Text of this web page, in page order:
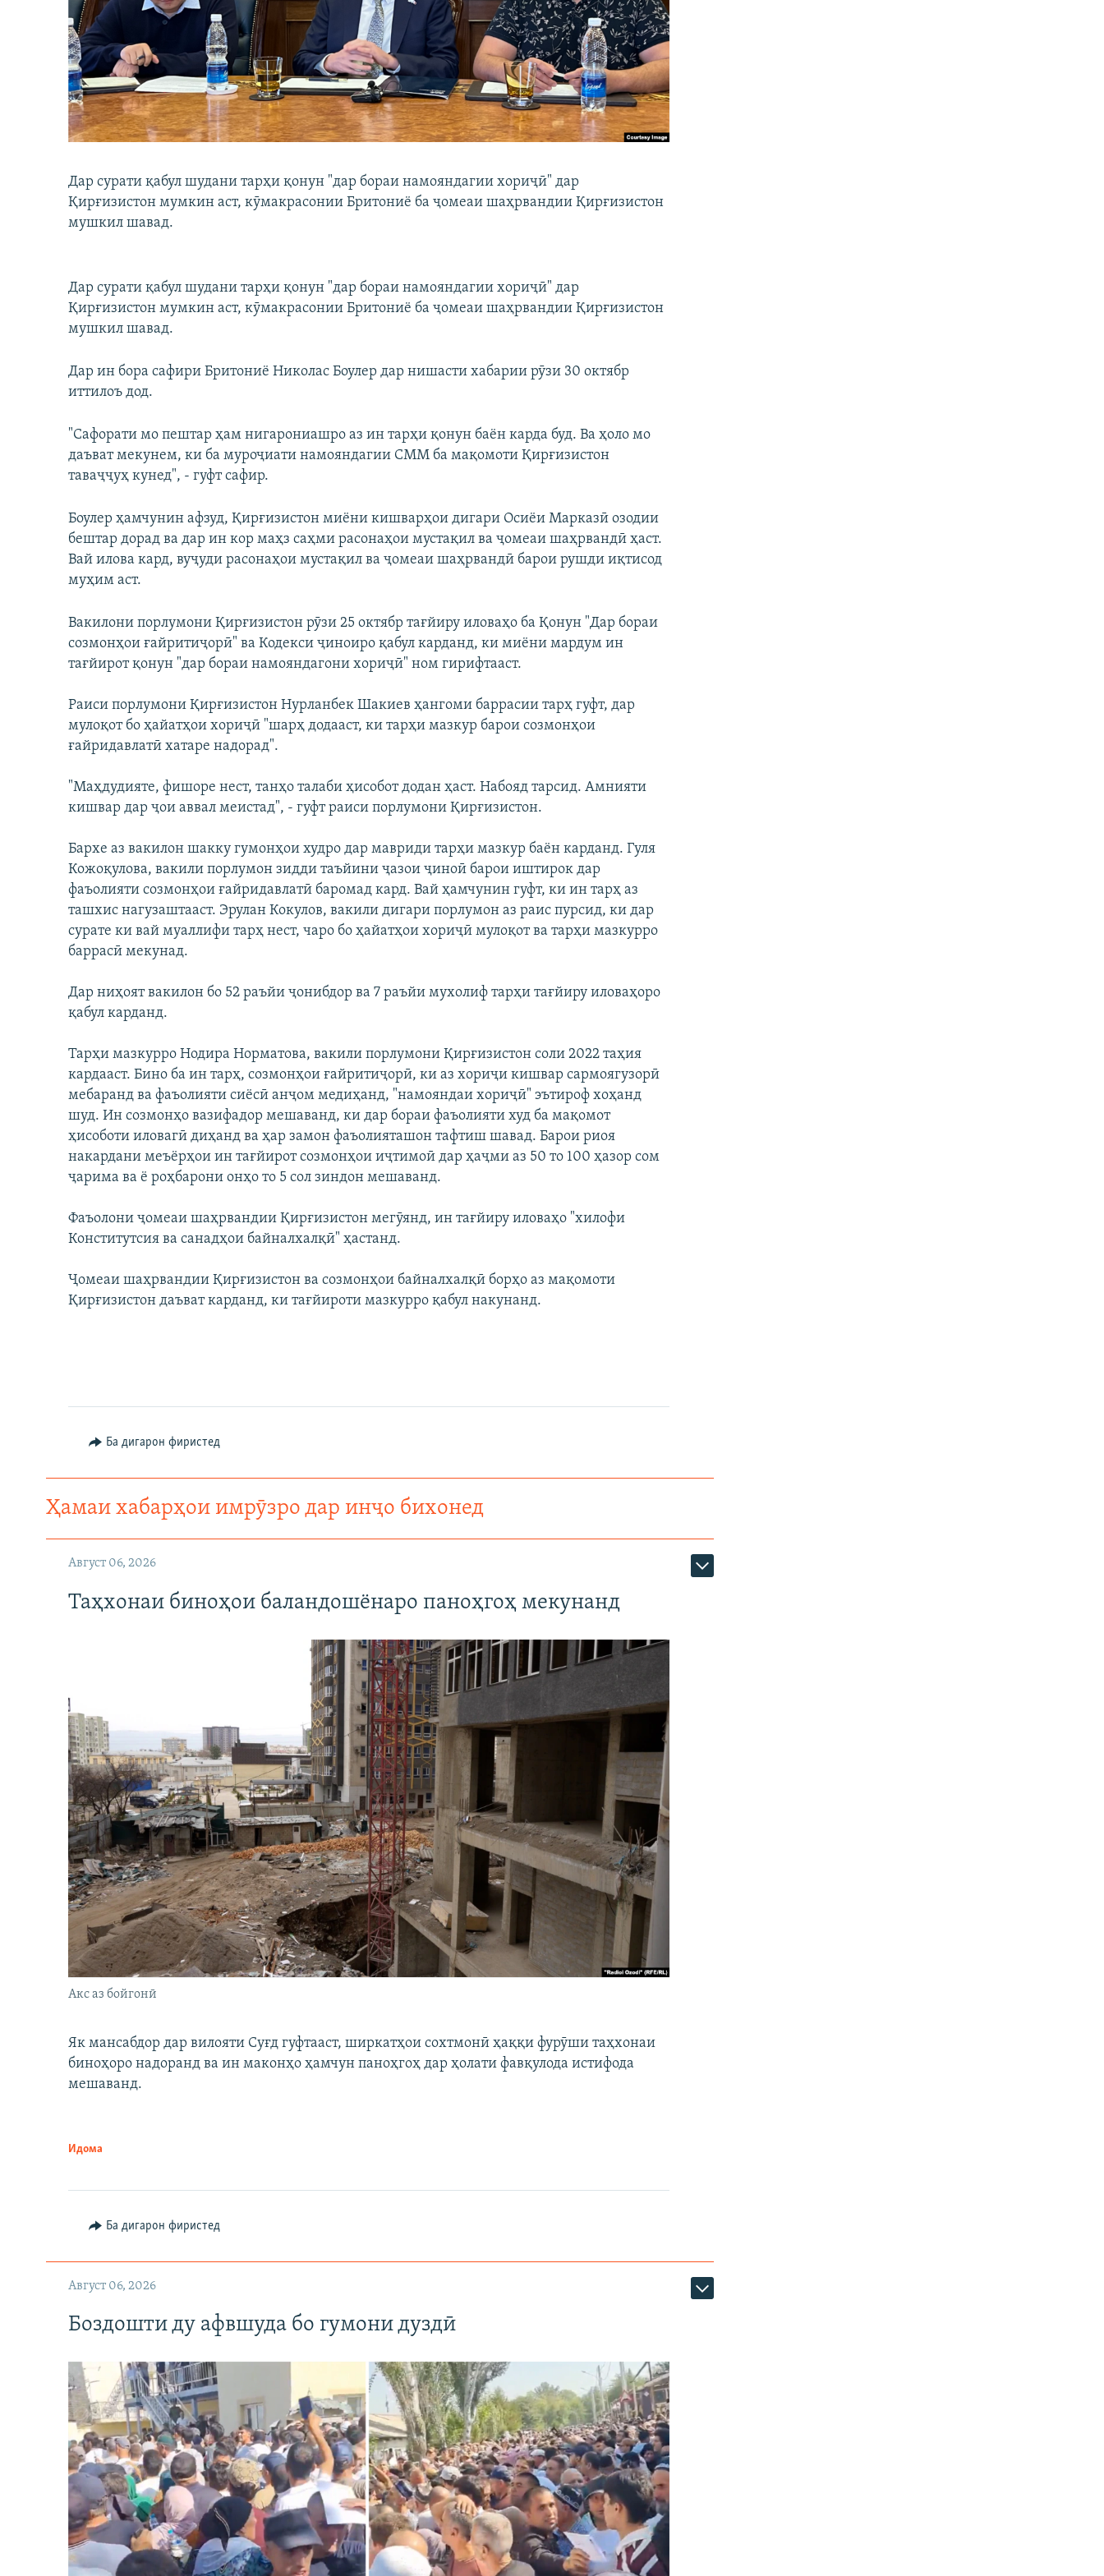
Дар сурати қабул шудани тарҳи қонун "дар бораи намояндагии хориҷӣ" дар
Қирғизистон мумкин аст, кӯмакрасонии Бритониё ба ҷомеаи шаҳрвандии Қирғизистон
мушкил шавад.
Дар сурати қабул шудани тарҳи қонун "дар бораи намояндагии хориҷӣ" дар
Қирғизистон мумкин аст, кӯмакрасонии Бритониё ба ҷомеаи шаҳрвандии Қирғизистон
мушкил шавад.
Дар ин бора сафири Бритониё Николас Боулер дар нишасти хабарии рӯзи 30 октябр
иттилоъ дод.
"Сафорати мо пештар ҳам нигарониашро аз ин тарҳи қонун баён карда буд. Ва ҳоло мо
даъват мекунем, ки ба муроҷиати намояндагии СММ ба мақомоти Қирғизистон
таваҷҷуҳ кунед", - гуфт сафир.
Боулер ҳамчунин афзуд, Қирғизистон миёни кишварҳои дигари Осиёи Марказӣ озодии
бештар дорад ва дар ин кор маҳз саҳми расонаҳои мустақил ва ҷомеаи шаҳрвандӣ ҳаст.
Вай илова кард, вуҷуди расонаҳои мустақил ва ҷомеаи шаҳрвандӣ барои рушди иқтисод
муҳим аст.
Вакилони порлумони Қирғизистон рӯзи 25 октябр тағйиру иловаҳо ба Қонун "Дар бораи
созмонҳои ғайритиҷорӣ" ва Кодекси ҷиноиро қабул карданд, ки миёни мардум ин
тағйирот қонун "дар бораи намояндагони хориҷӣ" ном гирифтааст.
Раиси порлумони Қирғизистон Нурланбек Шакиев ҳангоми баррасии тарҳ гуфт, дар
мулоқот бо ҳайатҳои хориҷӣ "шарҳ додааст, ки тарҳи мазкур барои созмонҳои
ғайридавлатӣ хатаре надорад".
"Маҳдудияте, фишоре нест, танҳо талаби ҳисобот додан ҳаст. Набояд тарсид. Амнияти
кишвар дар ҷои аввал меистад", - гуфт раиси порлумони Қирғизистон.
Бархе аз вакилон шакку гумонҳои худро дар мавриди тарҳи мазкур баён карданд. Гуля
Кожоқулова, вакили порлумон зидди таъйини ҷазои ҷиноӣ барои иштирок дар
фаъолияти созмонҳои ғайридавлатӣ баромад кард. Вай ҳамчунин гуфт, ки ин тарҳ аз
ташхис нагузаштааст. Эрулан Кокулов, вакили дигари порлумон аз раис пурсид, ки дар
сурате ки вай муаллифи тарҳ нест, чаро бо ҳайатҳои хориҷӣ мулоқот ва тарҳи мазкурро
баррасӣ мекунад.
Дар ниҳоят вакилон бо 52 раъйи ҷонибдор ва 7 раъйи мухолиф тарҳи тағйиру иловаҳоро
қабул карданд.
Тарҳи мазкурро Нодира Норматова, вакили порлумони Қирғизистон соли 2022 таҳия
кардааст. Бино ба ин тарҳ, созмонҳои ғайритиҷорӣ, ки аз хориҷи кишвар сармоягузорӣ
мебаранд ва фаъолияти сиёсӣ анҷом медиҳанд, "намояндаи хориҷӣ" эътироф хоҳанд
шуд. Ин созмонҳо вазифадор мешаванд, ки дар бораи фаъолияти худ ба мақомот
ҳисоботи иловагӣ диҳанд ва ҳар замон фаъолияташон тафтиш шавад. Барои риоя
накардани меъёрҳои ин тағйирот созмонҳои иҷтимоӣ дар ҳаҷми аз 50 то 100 ҳазор сом
ҷарима ва ё роҳбарони онҳо то 5 сол зиндон мешаванд.
Фаъолони ҷомеаи шаҳрвандии Қирғизистон мегӯянд, ин тағйиру иловаҳо "хилофи
Конститутсия ва санадҳои байналхалқӣ" ҳастанд.
Ҷомеаи шаҳрвандии Қирғизистон ва созмонҳои байналхалқӣ борҳо аз мақомоти
Қирғизистон даъват карданд, ки тағйироти мазкурро қабул накунанд.
Ба дигарон фиристед
Ҳамаи хабарҳои имрӯзро дар инҷо бихонед
Август 06, 2026
Таҳхонаи биноҳои баландошёнаро паноҳгоҳ мекунанд
Акс аз бойгонӣ
Як мансабдор дар вилояти Суғд гуфтааст, ширкатҳои сохтмонӣ ҳаққи фурӯши таҳхонаи
биноҳоро надоранд ва ин маконҳо ҳамчун паноҳгоҳ дар ҳолати фавқулода истифода
мешаванд.
Идома
Ба дигарон фиристед
Август 06, 2026
Боздошти ду афвшуда бо гумони дуздӣ